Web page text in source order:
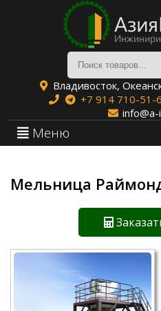
Владивосток,
+7 914 710-51-
Меню
Мельница